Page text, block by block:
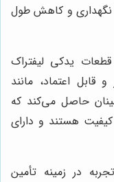
نگهداری و کاهش طول
یدکی لیفتراک
قابل اعتماد، مانند
حاصل می‌کند که
هستند و دارای
در زمینه تأمین